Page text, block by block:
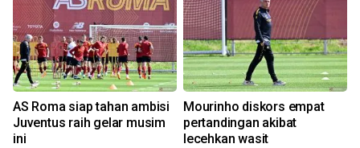
AS Roma siap tahan ambisi
Juventus raih gelar musim
ini
Mourinho diskors empat
pertandingan akibat
lecehkan wasit